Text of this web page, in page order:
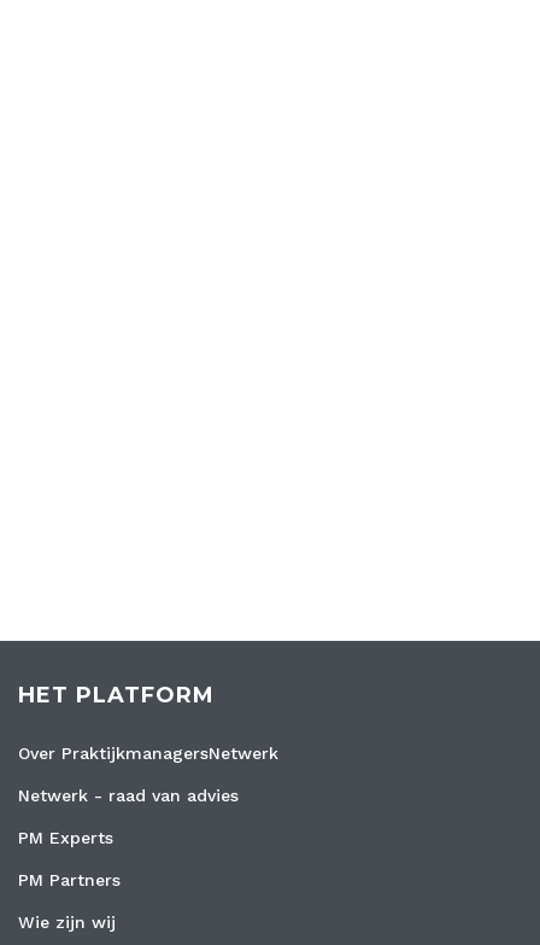
HET PLATFORM
Over PraktijkmanagersNetwerk
Netwerk - raad van advies
PM Experts
PM Partners
Wie zijn wij